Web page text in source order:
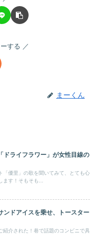
する
まーくん
ドライフラワー」が女性目線の
「優里」の歌を聞いてみて、とても心
す！そもそも...
ンドアイスを乗せ、トースター
紹介された！巷で話題のコンビニで具